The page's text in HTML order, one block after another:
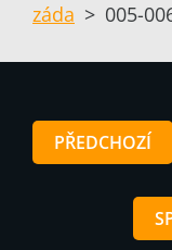
záda > 005-
PŘEDCHOZÍ